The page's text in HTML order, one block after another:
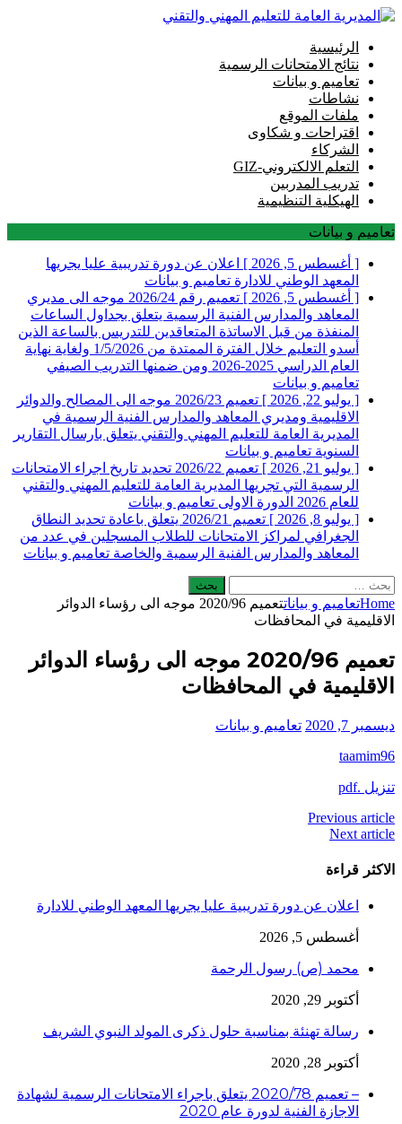
الرئيسية
نتائج الامتحانات الرسمية
تعاميم و بيانات
نشاطات
ملفات الموقع
اقتراحات و شكاوى
الشركاء
التعلم الالكتروني-GIZ
تدريب المدربين
الهيكلية التنظيمية
تعاميم و بيانات
[ أغسطس 5, 2026 ]
اعلان عن دورة تدريبية عليا يجريها
المعهد الوطني للادارة تعاميم و بيانات
[ أغسطس 5, 2026 ]
تعميم رقم 2026/24 موجه الى مديري
المعاهد والمدارس الفنية الرسمية يتعلق بجداول الساعات
المنفذة من قبل الاساتذة المتعاقدين للتدريس بالساعة الذين
أسدو التعليم خلال الفترة الممتدة من 1/5/2026 ولغاية نهاية
العام الدراسي 2025-2026 ومن ضمنها التدريب الصيفي
تعاميم و بيانات
[ يوليو 22, 2026 ]
تعميم 2026/23 موجه الى المصالح والدوائر
الاقليمية ومديري المعاهد والمدارس الفنية الرسمية في
المديرية العامة للتعليم المهني والتقني يتعلق بارسال التقارير
السنوية تعاميم و بيانات
[ يوليو 21, 2026 ]
تعميم 2026/22 تحديد تاريخ اجراء الامتحانات
الرسمية التي تجريها المديرية العامة للتعليم المهني والتقني
للعام 2026 الدورة الاولى
تعاميم و بيانات
[ يوليو 8, 2026 ]
تعميم 2026/21 يتعلق باعادة تحديد النطاق
الجغرافي لمراكز الامتحانات للطلاب المسجلين في عدد من
المعاهد والمدارس الفنية الرسمية والخاصة تعاميم و بيانات
البحث
عن:
Homeتعاميم و بيانات
تعميم 2020/96 موجه الى رؤساء الدوائر
الاقليمية في المحافظات
تعميم 2020/96 موجه الى رؤساء الدوائر
الاقليمية في المحافظات
ديسمبر 7, 2020
تعاميم و بيانات
taamim96
تنزيل .pdf
Previous article
Next article
الاكثر قراءة
اعلان عن دورة تدريبية عليا يجريها المعهد الوطني للادارة
أغسطس 5, 2026
محمد (ص) رسول الرحمة
أكتوبر 29, 2020
رسالة تهنئة بمناسبة حلول ذكرى المولد النبوي الشريف
أكتوبر 28, 2020
– تعميم 2020/78 يتعلق باجراء الامتحانات الرسمية لشهادة
الاجازة الفنية لدورة عام 2020